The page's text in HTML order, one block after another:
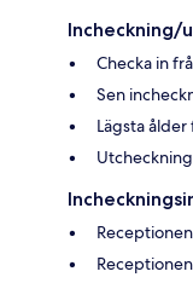
Incheckning/
Checka in
Sen
Lägsta